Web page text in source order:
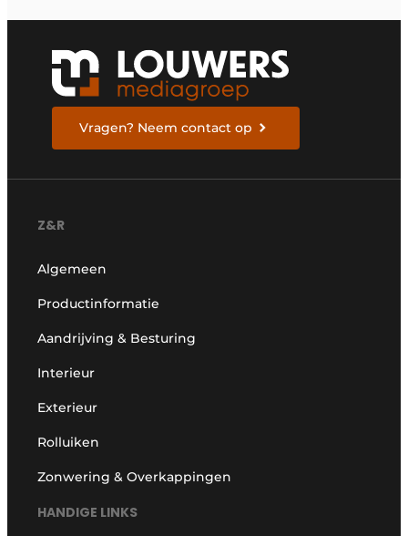
Vragen? Neem contact op
Z&R
Algemeen
Productinformatie
Aandrijving & Besturing
Interieur
Exterieur
Rolluiken
Zonwering & Overkappingen
HANDIGE LINKS